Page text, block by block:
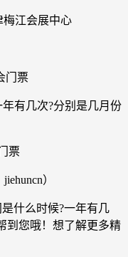
梅江会展中心
门票
票
）
什么时候?一年有几
到您哦！想了解更多精